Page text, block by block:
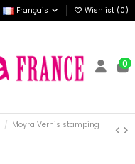
Français Wishlist (0)
0
Moyra Vernis stamping